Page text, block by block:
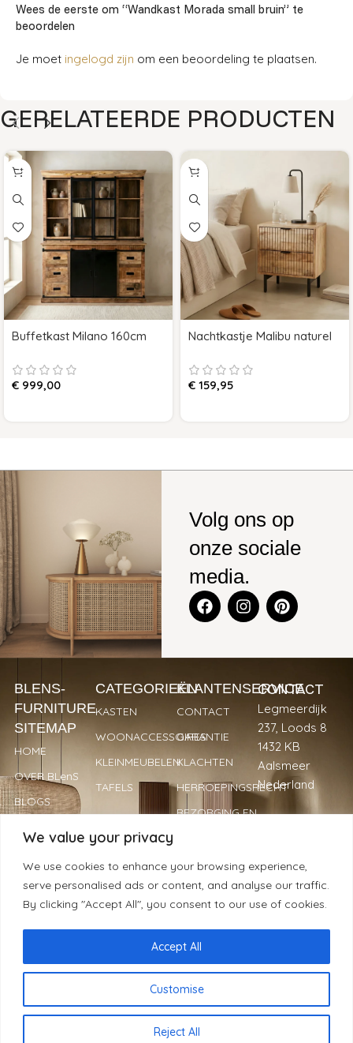
We value your privacy
We use cookies to enhance your browsing experience,
serve personalised ads or content, and analyse our traffic.
By clicking "Accept All", you consent to our use of cookies.
Customise
Reject All
Accept All
Wees de eerste om “Wandkast Morada small bruin” te
beoordelen
Je moet ingelogd zijn om een beoordeling te plaatsen.
GERELATEERDE PRODUCTEN
Buffetkast Milano 160cm
€ 999,00
Nachtkastje Malibu naturel
€ 159,95
Volg ons op
onze sociale
media.
BLENS-
FURNITURE
SITEMAP
HOME
OVER BLenS
BLOGS
ALS WINKELIER
CATEGORIEËN
KASTEN
WOONACCESSOIRES
KLEINMEUBELEN
TAFELS
KLANTENSERVICE
CONTACT
GARANTIE
KLACHTEN
HERROEPINGSRECHT
BEZORGING EN
CONTACT
Legmeerdijk
237, Loods 8
1432 KB
Aalsmeer
Nederland
info@blens-
furniture.nl
Kamer van
Handgemaakt met ❤ & ☕ doorMoblogix
De waardering van www.blens-furniture.nl bij